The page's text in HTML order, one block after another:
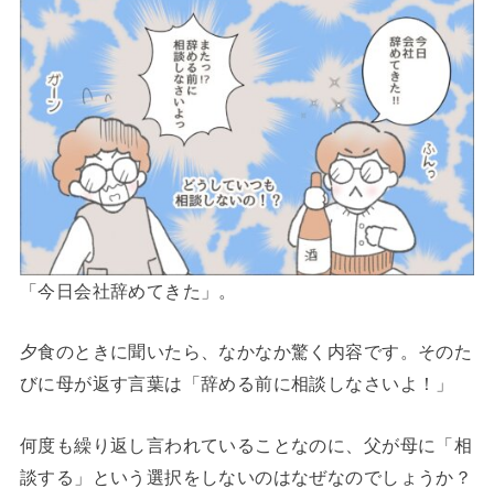
「今日会社辞めてきた」。
夕食のときに聞いたら、なかなか驚く内容です。そのた
びに母が返す言葉は「辞める前に相談しなさいよ！」
何度も繰り返し言われていることなのに、父が母に「相
談する」という選択をしないのはなぜなのでしょうか？